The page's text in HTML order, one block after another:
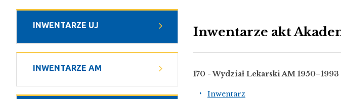
INWENTARZE UJ
INWENTARZE AM
Inwentarze akt
170 - Wydział Lekarski AM
Inwentarz